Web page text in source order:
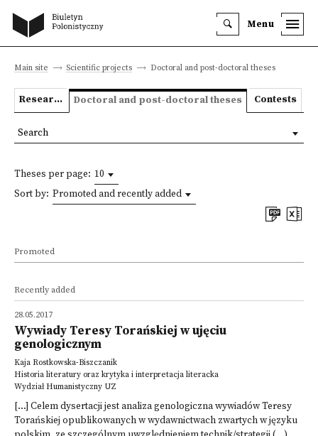
Menu
Main site Scientific projects Doctoral and post-doctoral theses
Research projects Doctoral and post-doctoral theses Contests
Theses per page: 10
Sort by: Promoted and recently added
Promoted
Recently added
28.05.2017
Wywiady Teresy Torańskiej w ujęciu
genologicznym
Kaja Rostkowska-Biszczanik
Historia literatury oraz krytyka i interpretacja literacka
Wydział Humanistyczny UZ
[...] Celem dysertacji jest analiza genologiczna wywiadów Teresy
Torańskiej opublikowanych w wydawnictwach zwartych w języku
Search